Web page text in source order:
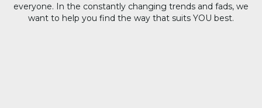
everyone. In the constantly changing trends and fads, we
want to help you find the way that suits YOU best.